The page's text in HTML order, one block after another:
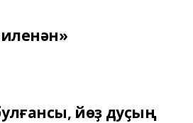
йөҙ дуҫың